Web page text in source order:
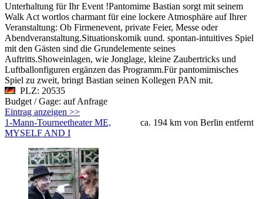
Unterhaltung für Ihr Event !Pantomime Bastian sorgt mit seinem
Walk Act wortlos charmant für eine lockere Atmosphäre auf Ihrer
Veranstaltung: Ob Firmenevent, private Feier, Messe oder
Abendveranstaltung.Situationskomik uund. spontan-intuitives Spiel
mit den Gästen sind die Grundelemente seines
Auftritts.Showeinlagen, wie Jonglage, kleine Zaubertricks und
Luftballonfiguren ergänzen das Programm.Für pantomimisches
Spiel zu zweit, bringt Bastian seinen Kollegen PAN mit.
PLZ: 20535
Budget / Gage: auf Anfrage
Eintrag anzeigen >>
ca. 194 km von Berlin entfernt
1-Mann-Tourneetheater ME,
MYSELF AND I